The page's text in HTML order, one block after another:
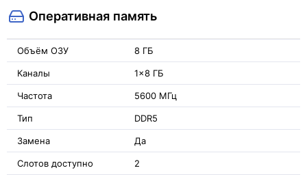
Оперативная память
Объём ОЗУ 8 ГБ
Каналы 1x8 ГБ
Частота 5600 МГц
Тип DDR5
Замена Да
Слотов доступно 2